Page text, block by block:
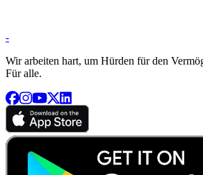
-
Wir arbeiten hart, um Hürden für den
Für alle.